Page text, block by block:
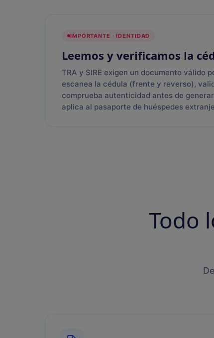
IMPORTANTE · IDENTIDAD
Leemos y verificamos la
TRA y SIRE exigen un documento válido
escanea la cédula (frente y reverso),
comprueba autenticidad antes de
aplica al pasaporte de huéspedes
Todo